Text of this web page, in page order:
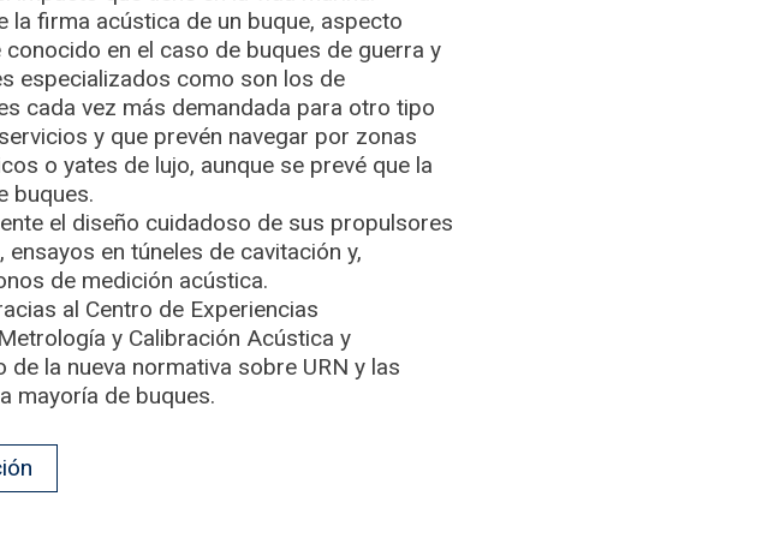
la firma acústica de un buque, aspecto
en el caso de buques de guerra y
especializados como son los de
cada vez más demandada para otro tipo
y que prevén navegar por zonas
o yates de lujo, aunque se prevé que la
buques.
el diseño cuidadoso de sus propulsores
en túneles de cavitación y,
de medición acústica.
al Centro de Experiencias
y Calibración Acústica y
la nueva normativa sobre URN y las
mayoría de buques.